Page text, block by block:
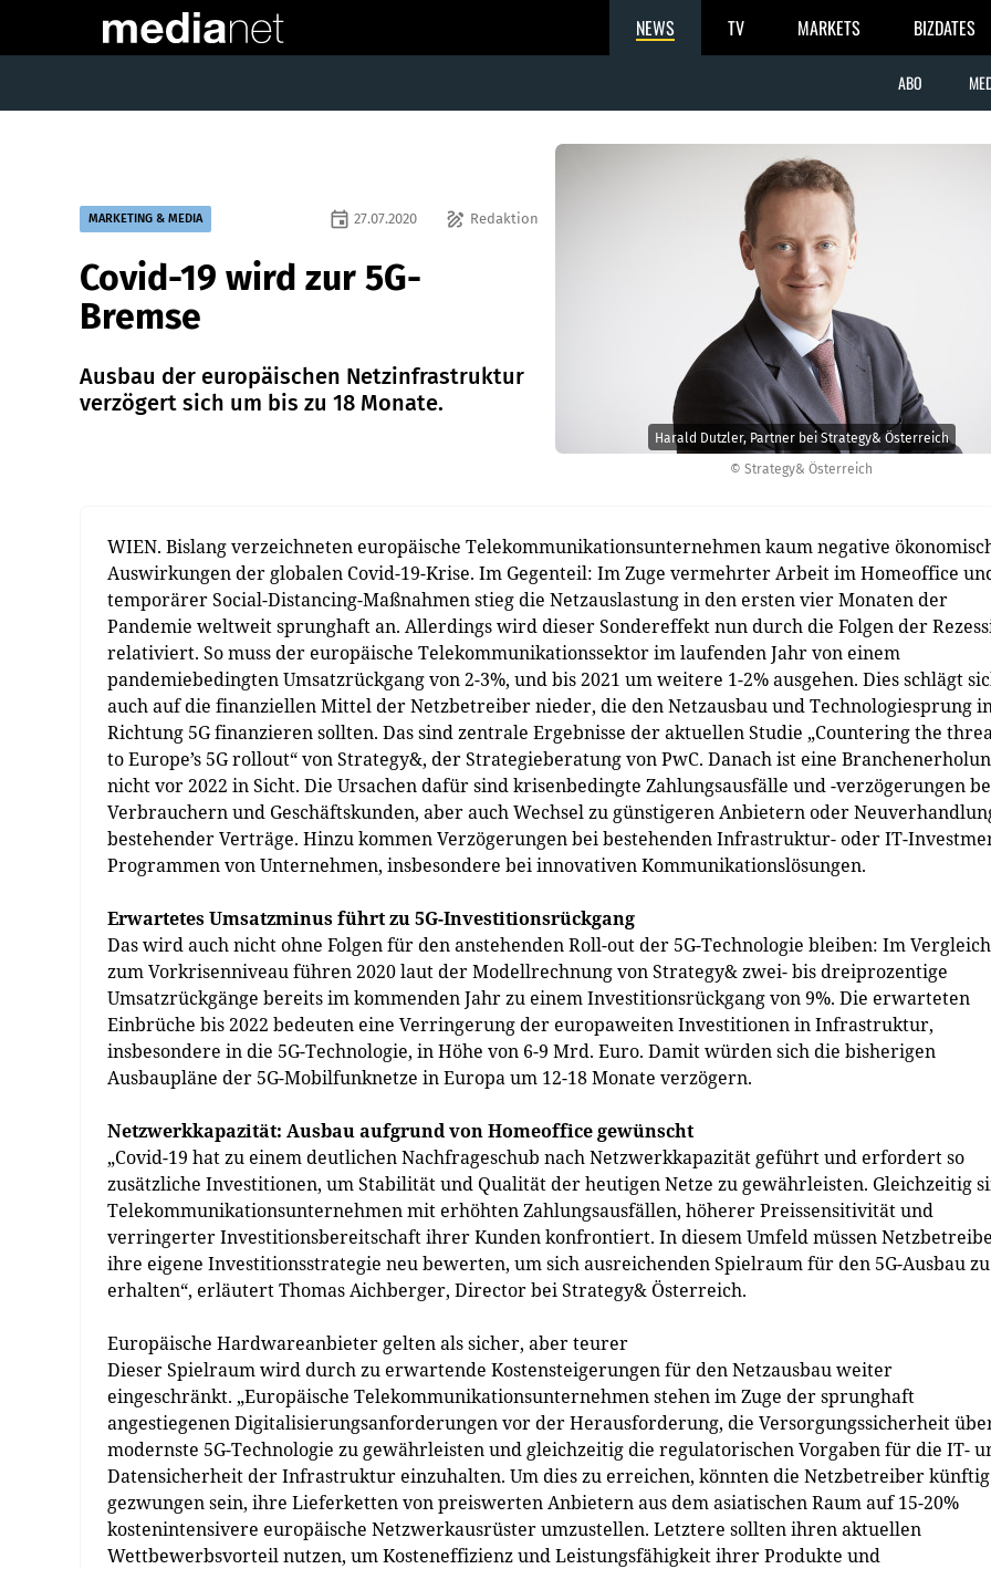
NEWS TV MARKETS BIZDATES
ABO
© Strategy& Österreich
Harald Dutzler, Partner bei Strategy& Österreich
MARKETING & MEDIA draw Redaktion
event 27.07.2020
Covid-19 wird zur 5G-
Bremse
Ausbau der europäischen Netzinfrastruktur
verzögert sich um bis zu 18 Monate.
WIEN. Bislang verzeichneten europäische Telekommunikationsunternehmen kaum negative
Auswirkungen der globalen Covid-19-Krise. Im Gegenteil: Im Zuge vermehrter Arbeit im Homeoffice
temporärer Social-Distancing-Maßnahmen stieg die Netzauslastung in den ersten vier Monaten der
Pandemie weltweit sprunghaft an. Allerdings wird dieser Sondereffekt nun durch die Folgen der
relativiert. So muss der europäische Telekommunikationssektor im laufenden Jahr von einem
pandemiebedingten Umsatzrückgang von 2-3%, und bis 2021 um weitere 1-2% ausgehen. Dies schlägt
auch auf die finanziellen Mittel der Netzbetreiber nieder, die den Netzausbau und Technologiesprung
Richtung 5G finanzieren sollten. Das sind zentrale Ergebnisse der aktuellen Studie „Countering the
to Europe’s 5G rollout“ von Strategy&, der Strategieberatung von PwC. Danach ist eine
nicht vor 2022 in Sicht. Die Ursachen dafür sind krisenbedingte Zahlungsausfälle und -verzögerungen
Verbrauchern und Geschäftskunden, aber auch Wechsel zu günstigeren Anbietern oder
bestehender Verträge. Hinzu kommen Verzögerungen bei bestehenden Infrastruktur- oder IT-
Programmen von Unternehmen, insbesondere bei innovativen Kommunikationslösungen.
Erwartetes Umsatzminus führt zu 5G-Investitionsrückgang
Das wird auch nicht ohne Folgen für den anstehenden Roll-out der 5G-Technologie bleiben: Im Vergleich
zum Vorkrisenniveau führen 2020 laut der Modellrechnung von Strategy& zwei- bis dreiprozentige
Umsatzrückgänge bereits im kommenden Jahr zu einem Investitionsrückgang von 9%. Die erwarteten
Einbrüche bis 2022 bedeuten eine Verringerung der europaweiten Investitionen in Infrastruktur,
insbesondere in die 5G-Technologie, in Höhe von 6-9 Mrd. Euro. Damit würden sich die bisherigen
Ausbaupläne der 5G-Mobilfunknetze in Europa um 12-18 Monate verzögern.
Netzwerkkapazität: Ausbau aufgrund von Homeoffice gewünscht
„Covid-19 hat zu einem deutlichen Nachfrageschub nach Netzwerkkapazität geführt und erfordert so
zusätzliche Investitionen, um Stabilität und Qualität der heutigen Netze zu gewährleisten. Gleichzeitig
Telekommunikationsunternehmen mit erhöhten Zahlungsausfällen, höherer Preissensitivität und
verringerter Investitionsbereitschaft ihrer Kunden konfrontiert. In diesem Umfeld müssen
ihre eigene Investitionsstrategie neu bewerten, um sich ausreichenden Spielraum für den 5G-Ausbau zu
erhalten“, erläutert Thomas Aichberger, Director bei Strategy& Österreich.
Europäische Hardwareanbieter gelten als sicher, aber teurer
Dieser Spielraum wird durch zu erwartende Kostensteigerungen für den Netzausbau weiter
eingeschränkt. „Europäische Telekommunikationsunternehmen stehen im Zuge der sprunghaft
angestiegenen Digitalisierungsanforderungen vor der Herausforderung, die Versorgungssicherheit
modernste 5G-Technologie zu gewährleisten und gleichzeitig die regulatorischen Vorgaben für die IT-
Datensicherheit der Infrastruktur einzuhalten. Um dies zu erreichen, könnten die Netzbetreiber künftig
gezwungen sein, ihre Lieferketten von preiswerten Anbietern aus dem asiatischen Raum auf 15-20%
kostenintensivere europäische Netzwerkausrüster umzustellen. Letztere sollten ihren aktuellen
Wettbewerbsvorteil nutzen, um Kosteneffizienz und Leistungsfähigkeit ihrer Produkte und